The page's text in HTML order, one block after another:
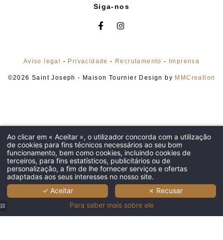
Siga-nos
Aviso legal - Privacidade - Recrutamento - Imprensa
©2026 Saint Joseph - Maison Tournier Design by MMCreation
HOTEL
QUARTOS
APARTAMENTOS
RESTAURANTE & BAR
BEM-ESTAR
Ao clicar em « Aceitar », o utilizador concorda com a utilização
de cookies para fins técnicos necessários ao seu bom
funcionamento, bem como cookies, incluindo cookies de
terceiros, para fins estatísticos, publicitários ou de
personalização, a fim de lhe fornecer serviços e ofertas
adaptadas aos seus interesses no nosso site.
✓ Aceitar
✗ Recusar
Para saber mais sobre ele